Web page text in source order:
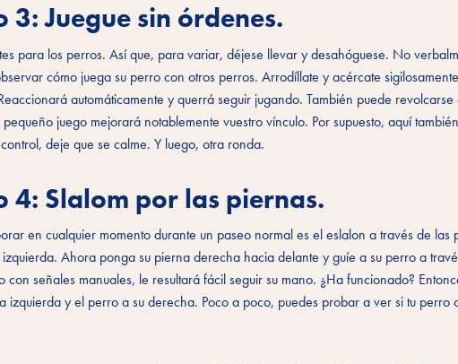
3: Juegue sin órdenes.
para los perros. Así que, para variar, déjese llevar y desahóguese. No
cómo juega su perro con otros perros. Arrodíllate y acércate
automáticamente y querrá seguir jugando. También puede
juego mejorará notablemente vuestro vínculo. Por supuesto, aquí
deje que se calme. Y luego, otra ronda.
4: Slalom por las piernas.
en cualquier momento durante un paseo normal es el eslalon a través de las
Ahora ponga su pierna derecha hacia delante y guíe a su perro a
con señales manuales, le resultará fácil seguir su mano. ¿Ha funcionado?
izquierda y el perro a su derecha. Poco a poco, puedes probar a ver si tu perro